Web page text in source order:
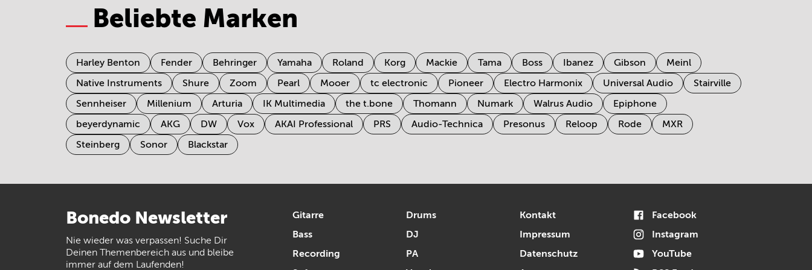
Beliebte Marken
Harley Benton Fender Behringer Yamaha Roland Korg Mackie Tama Boss Ibanez Gibson
Meinl
Native Instruments
Shure Zoom Pearl Mooer tc electronic Pioneer Electro Harmonix Universal Audio
Stairville
Sennheiser
Millenium Arturia IK Multimedia the t.bone Thomann Numark Walrus Audio
Epiphone
beyerdynamic
AKG DW Vox AKAI Professional PRS Audio-Technica Presonus Reloop Rode
MXR
Steinberg
Sonor Blackstar
Bonedo Newsletter
Nie wieder was verpassen! Suche Dir
Deinen Themenbereich aus und bleibe
immer auf dem Laufenden!
Gitarre
Bass
Recording
Drums
DJ
PA
Kontakt
Impressum
Datenschutz
Facebook
Instagram
YouTube